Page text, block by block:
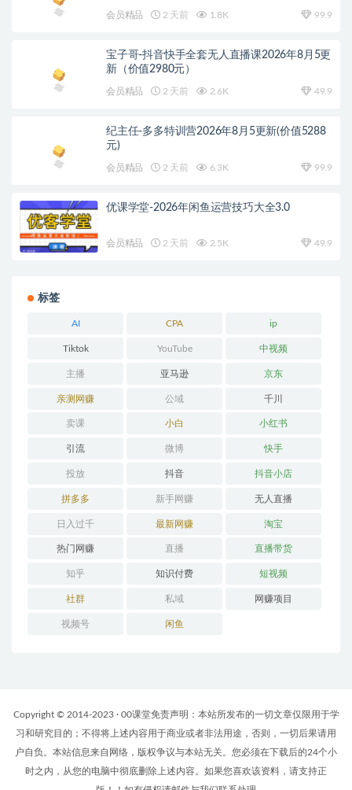
会员精品 2 天前 1.8K 99.9
宝子哥-抖音快手全套无人直播课2026年8月5更
新（价值2980元）
会员精品 2 天前 2.6K 49.9
纪主任-多多特训营2026年8月5更新(价值5288
元)
会员精品 2 天前 6.3K 99.9
优课学堂-2026年闲鱼运营技巧大全3.0
会员精品 2 天前 2.5K 49.9
标签
AI CPA ip
Tiktok YouTube 中视频
主播 亚马逊 京东
亲测网赚 公域 千川
卖课 小白 小红书
引流 微博 快手
投放 抖音 抖音小店
拼多多 新手网赚 无人直播
日入过千 最新网赚 淘宝
热门网赚 直播 直播带货
知乎 知识付费 短视频
社群 私域 网赚项目
视频号 闲鱼
Copyright © 2014-2023 · 00课堂免责声明：本站所发布的一切文章仅限用于学
习和研究目的；不得将上述内容用于商业或者非法用途，否则，一切后果请用
户自负。本站信息来自网络，版权争议与本站无关。您必须在下载后的24个小
时之内，从您的电脑中彻底删除上述内容。如果您喜欢该资料，请支持正